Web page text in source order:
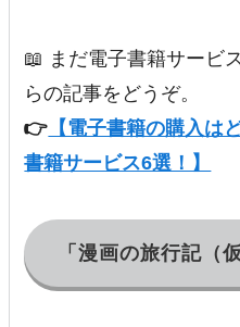
📖 まだ電子書籍サービ
らの記事をどうぞ。
👉 【電子書籍の購入は
書籍サービス6選！】
「漫画の旅行記（